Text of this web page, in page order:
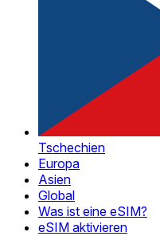
Tschechien
Europa
Asien
Global
Was ist eine eSIM?
eSIM aktivieren